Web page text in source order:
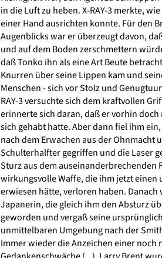
in die Luft zu heben. X-RAY-3 merkte,
einer Hand ausrichten konnte. Für den
Augenblicks war er überzeugt davon,
und auf dem Boden zerschmettern
daß Tonko ihn als eine Art Beute
Knurren über seine Lippen kam und
Menschen - sich vor Stolz und
RAY-3 versuchte sich dem kraftvollen
erinnerte sich daran, daß er vorhin
sich gehabt hatte. Aber dann fiel ihm
nach dem Erwachen aus der Ohnmacht
Schulterhalfter gegriffen und die Laser
Sturz aus dem auseinanderbrechenden
wirkungsvolle Waffe, die ihm jetzt einen
erwiesen hätte, verloren haben. Danach
Japanerin, die gleich ihm den Absturz
geworden und vergaß seine
unmittelbaren Umgebung nach der
Immer wieder die Anzeichen einer